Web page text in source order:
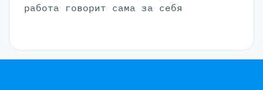
работа говорит сама за себя